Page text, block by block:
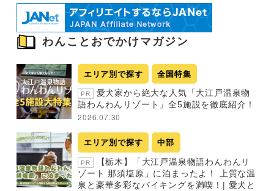
わんことおでかけマガジン
エリア別で探す 全国特集
PR
愛犬家から絶大な人気「大江戸温泉物
語わんわんリゾート」全5施設を徹底紹介！
2026.07.30
エリア別で探す 中部
PR
【栃木】「大江戸温泉物語わんわんリ
ゾート 那須塩原」に泊まったよ！ 上質な温
泉と豪華多彩なバイキングを満喫！| 愛犬と